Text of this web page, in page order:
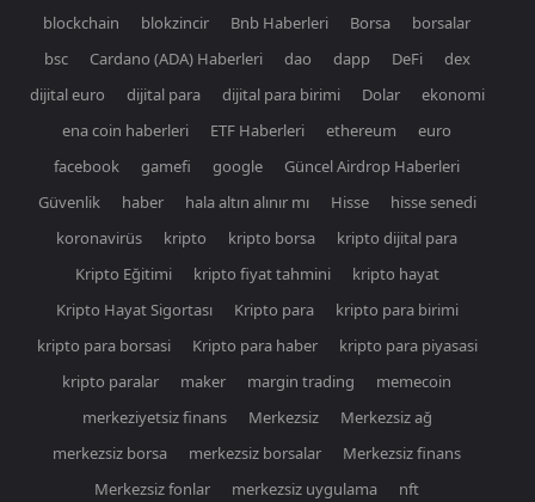
blockchain
blokzincir Bnb Haberleri Borsa
borsalar
bsc
Cardano (ADA) Haberleri dao dapp DeFi
dex
dijital euro
dijital para dijital para birimi Dolar
ekonomi
ena coin haberleri
ETF Haberleri ethereum
euro
facebook
gamefi google
Güncel Airdrop Haberleri
Güvenlik
haber hala altın alınır mı Hisse
hisse senedi
koronavirüs
kripto kripto borsa
kripto dijital para
Kripto Eğitimi
kripto fiyat tahmini
kripto hayat
Kripto Hayat Sigortası
Kripto para
kripto para birimi
kripto para borsasi
Kripto para haber
kripto para piyasasi
kripto paralar
maker margin trading
memecoin
merkeziyetsiz finans
Merkezsiz
Merkezsiz ağ
merkezsiz borsa
merkezsiz borsalar
Merkezsiz finans
Merkezsiz fonlar
merkezsiz uygulama
nft